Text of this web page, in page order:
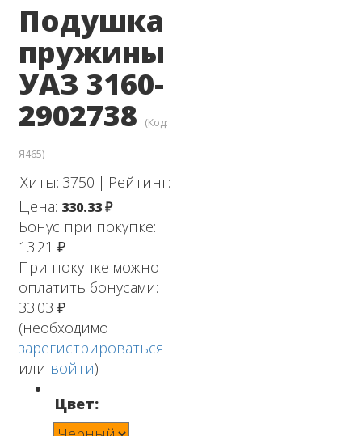
Подушка
пружины
УАЗ 3160-
2902738 (Код:
Я465)
Хиты: 3750 | Рейтинг:
Цена: 330.33 ₽
Бонус при покупке:
13.21 ₽
При покупке можно
оплатить бонусами:
33.03 ₽
(необходимо
зарегистрироваться
или войти)
Цвет: